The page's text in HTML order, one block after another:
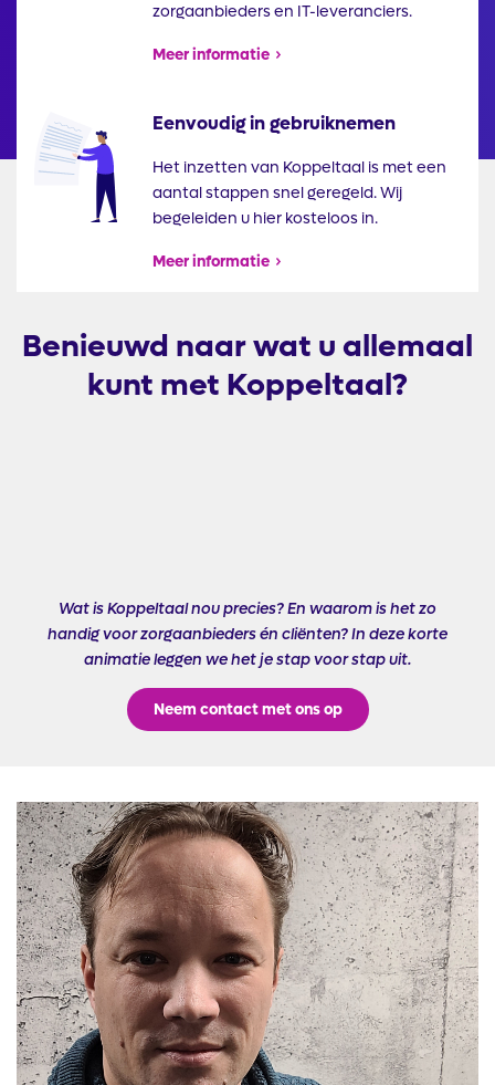
zorgaanbieders en IT-leveranciers.
Meer informatie
Illustratie Eenvoudig in gebruiknemen
Het inzetten van Koppeltaal is met een
aantal stappen snel geregeld. Wij
begeleiden u hier kosteloos in.
Meer informatie
Benieuwd naar wat u allemaal
kunt met Koppeltaal?
Wat is Koppeltaal nou precies? En waarom is het zo
handig voor zorgaanbieders én cliënten? In deze korte
animatie leggen we het je stap voor stap uit.
Neem contact met ons op